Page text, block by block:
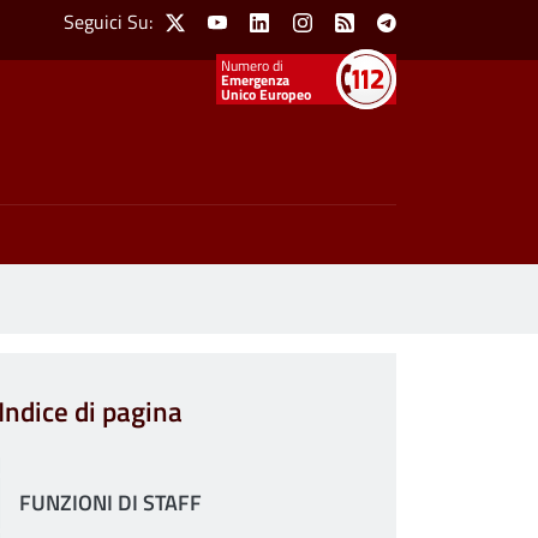
Social Menu
Seguici Su: X YoutubeLinkedinInstagram
Feed Telegram
Emergenza
Unico Europeo
Indice di pagina
FUNZIONI DI STAFF